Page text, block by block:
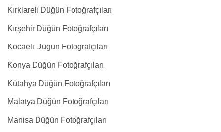
Kırklareli Düğün Fotoğrafçıları
Kırşehir Düğün Fotoğrafçıları
Kocaeli Düğün Fotoğrafçıları
Konya Düğün Fotoğrafçıları
Kütahya Düğün Fotoğrafçıları
Malatya Düğün Fotoğrafçıları
Manisa Düğün Fotoğrafçıları